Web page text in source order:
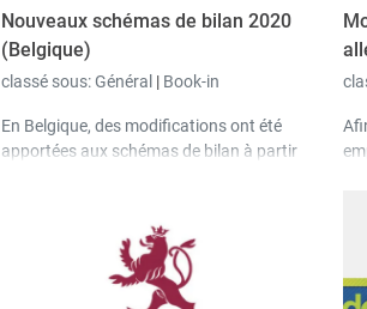
Nouveaux schémas de bilan 2020
(Belgique)
classé sous:Général | Book-in
En Belgique, des modifications ont été
apportées aux schémas de bilan à partir
société standard 999 de Book-in à partir
de la version 3.43.1.